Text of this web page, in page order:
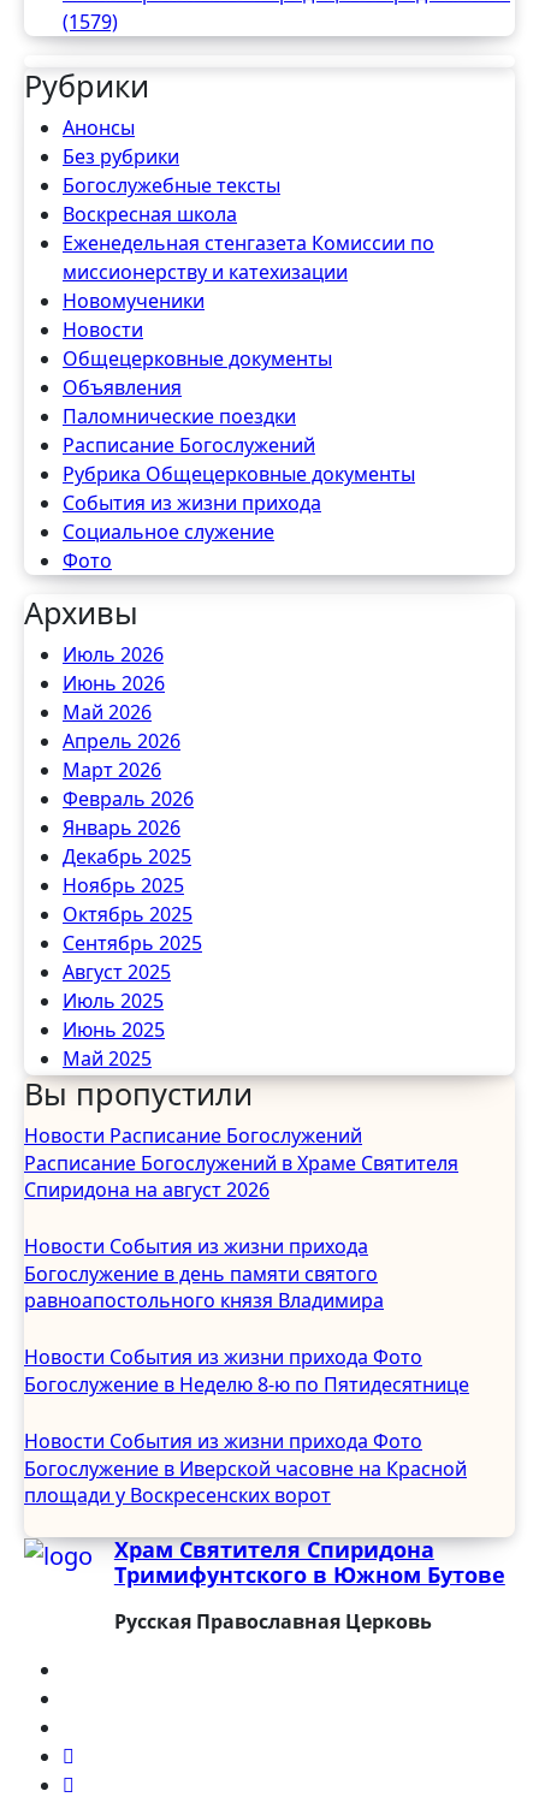
(1579)
Рубрики
Анонсы
Без рубрики
Богослужебные тексты
Воскресная школа
Еженедельная стенгазета Комиссии по
миссионерству и катехизации
Новомученики
Новости
Общецерковные документы
Объявления
Паломнические поездки
Расписание Богослужений
Рубрика Общецерковные документы
События из жизни прихода
Социальное служение
Фото
Архивы
Июль 2026
Июнь 2026
Май 2026
Апрель 2026
Март 2026
Февраль 2026
Январь 2026
Декабрь 2025
Ноябрь 2025
Октябрь 2025
Сентябрь 2025
Август 2025
Июль 2025
Июнь 2025
Май 2025
Апрель 2025
Март 2025
Февраль 2025
Январь 2025
Декабрь 2024
Ноябрь 2024
Октябрь 2024
Сентябрь 2024
Август 2024
Июль 2024
Июнь 2024
Май 2024
Апрель 2024
Март 2024
Февраль 2024
Декабрь 2023
Ноябрь 2023
Сентябрь 2023
Май 2023
Апрель 2023
Вы пропустили
Новости Расписание Богослужений
Расписание Богослужений в Храме Святителя
Спиридона на август 2026
Новости События из жизни прихода
Богослужение в день памяти святого
равноапостольного князя Владимира
Новости События из жизни прихода Фото
Богослужение в Неделю 8-ю по Пятидесятнице
Новости События из жизни прихода Фото
Богослужение в Иверской часовне на Красной
площади у Воскресенских ворот
Храм Святителя Спиридона
Тримифунтского в Южном Бутове
Русская Православная Церковь